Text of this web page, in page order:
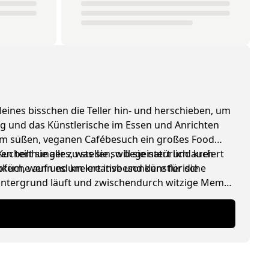
bisschen die Teller hin- und herschieben, um
und das Künstlerische im Essen und Anrichten
süßen, veganen Cafébesuch ein großes Food
zu stellen, will sie natürlich auch
auf und kreiert insbesondere für die
teilt sie alles, was sie so begeistert und kreiert
wenn es um kreative und künstlerische
läuft und zwischendurch witzige Memes